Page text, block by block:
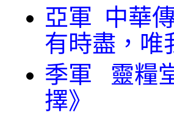
亞軍 中華
有時盡，唯
季軍 靈糧
擇》